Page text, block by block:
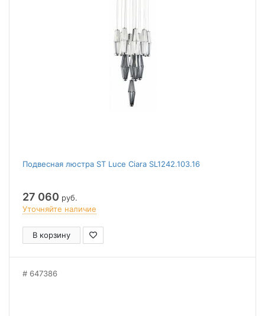
Подвесная люстра ST Luce Ciara SL1242.103.16
27 060 руб.
Уточняйте наличие
В корзину
647386